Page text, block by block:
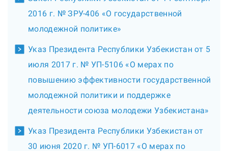
2016 г. № ЗРУ-406 «О государственной
молодежной политике»
Указ Президента Республики Узбекистан от 5
июля 2017 г. № УП-5106 «О мерах по
повышению эффективности государственной
молодежной политики и поддержке
деятельности союза молодежи Узбекистана»
Указ Президента Республики Узбекистан от
30 июня 2020 г. № УП-6017 «О мерах по